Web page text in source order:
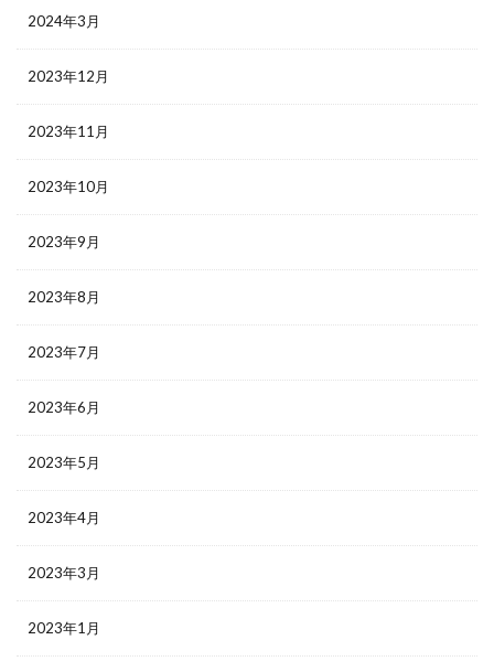
2024年3月
2023年12月
2023年11月
2023年10月
2023年9月
2023年8月
2023年7月
2023年6月
2023年5月
2023年4月
2023年3月
2023年1月